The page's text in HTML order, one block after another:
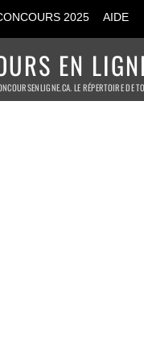
2025 AIDE
EN
LE RÉPERTOIRE